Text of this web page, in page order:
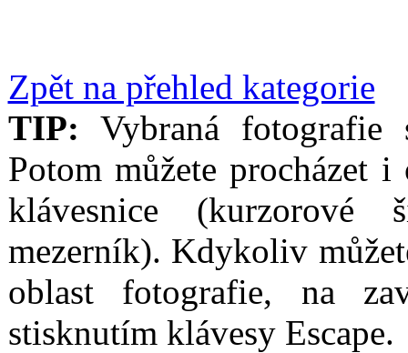
Zpět na přehled kategorie
TIP: Vybraná
Potom můžete procházet
klávesnice (kurzorové
mezerník). Kdykoliv
oblast fotografie, na
stisknutím klávesy Escape.